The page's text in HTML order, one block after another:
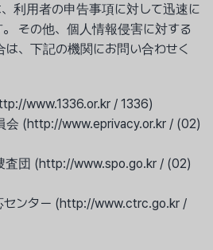
利用者の申告事項に対して迅速に
その他、個人情報侵害に対する
、下記の機関にお問い合わせく
www.1336.or.kr / 1336)
会 (http://www.eprivacy.or.kr / (02)
査団 (http://www.spo.go.kr / (02)
センター (http://www.ctrc.go.kr /